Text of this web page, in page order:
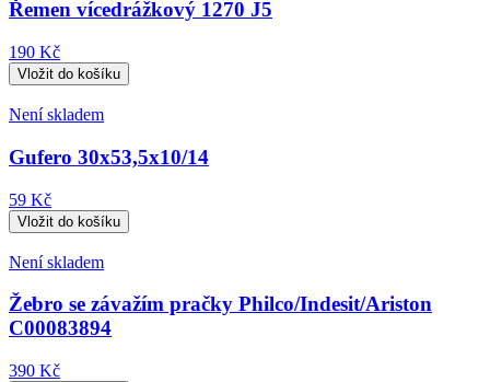
Řemen vícedrážkový 1270 J5
190 Kč
Není skladem
Gufero 30x53,5x10/14
59 Kč
Není skladem
Žebro se závažím pračky Philco/Indesit/Ariston
C00083894
390 Kč